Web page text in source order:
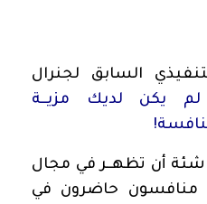
السابق لجنرال
لم يكن لديك مزيــة
أن تظهــر في مجال
منافسون حاضرون في